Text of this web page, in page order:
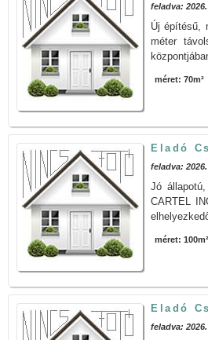
feladva:
Új építésű,
méter
méret: 70m²
Eladó
feladva:
Jó
CARTEL
méret: 100m²
Eladó
feladva: